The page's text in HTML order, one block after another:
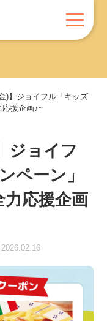
)】ジョイフル「キッズ
援企画♪~
ジョイフ
ペーン」
力応援企画